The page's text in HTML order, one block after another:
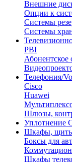
Внешние
Опции к
Системы
Системы
PBI
Абонентское
Телефония/
Cisco
Huawei
Шлюзы,
Уплотнение
Шкафы,
Боксы для
Шкафы